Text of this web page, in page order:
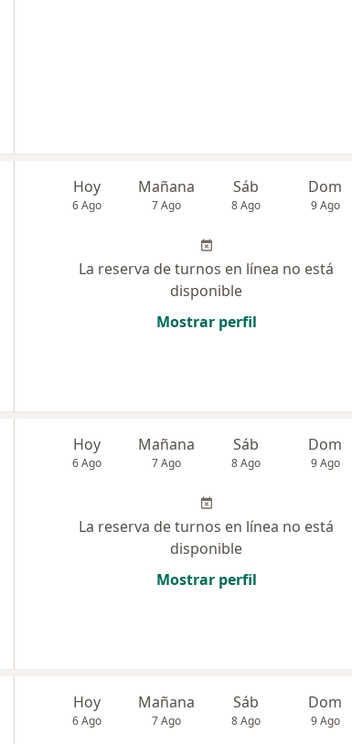
Hoy
6 Ago
Mañana
7 Ago
Sáb
8 Ago
Dom
9 Ago
La reserva de turnos en línea no está
disponible
Mostrar perfil
Hoy
6 Ago
Mañana
7 Ago
Sáb
8 Ago
Dom
9 Ago
La reserva de turnos en línea no está
disponible
Mostrar perfil
Hoy
6 Ago
Mañana
7 Ago
Sáb
8 Ago
Dom
9 Ago